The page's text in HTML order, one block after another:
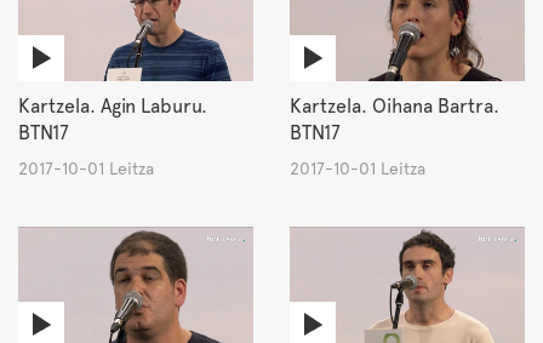
Kartzela. Agin Laburu.
BTN17
2017-10-01 Leitza
Kartzela. Oihana Bartra.
BTN17
2017-10-01 Leitza